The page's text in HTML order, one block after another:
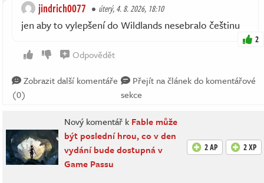
jindrich0077 úterý, 4. 8. 2026, 18:10
jen aby to vylepšení do Wildlands nesebralo češtinu
2
Odpovědět
Zobrazit další komentáře
(0)
Přejít na článek do komentářové
sekce
Nový komentář k Fable může
být poslední hrou, co v den
vydání bude dostupná v
Game Passu
2 AP 2 XP